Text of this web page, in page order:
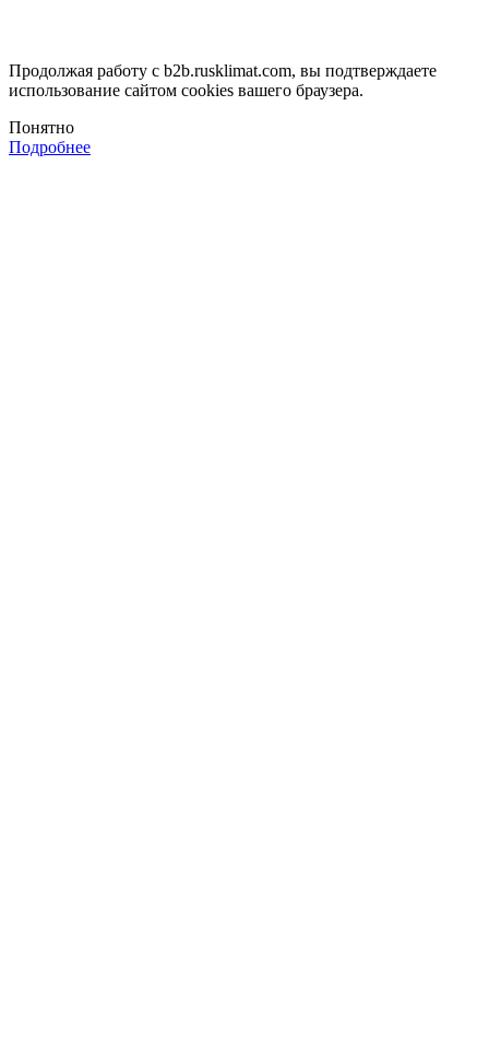
Продолжая работу с b2b.rusklimat.com, вы подтверждаете
использование сайтом cookies вашего браузера.
Понятно
Подробнее